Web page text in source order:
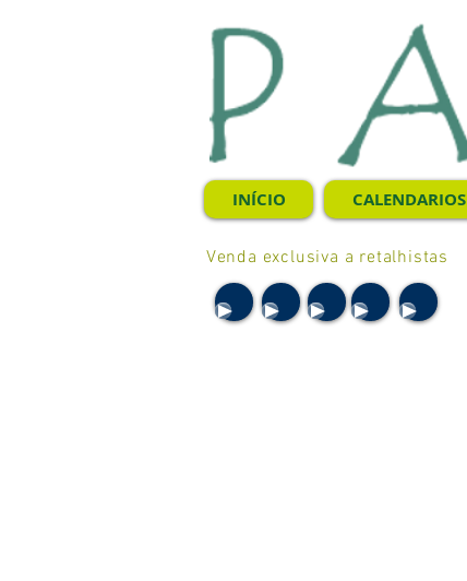
INÍCIO CALENDARIOS
Venda exclusiva a retalhistas